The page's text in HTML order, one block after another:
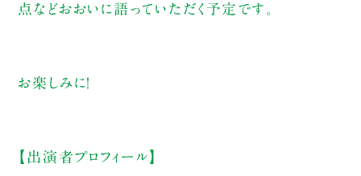
点などおおいに語っていただく予定です。
お楽しみに！
【出演者プロフィール】